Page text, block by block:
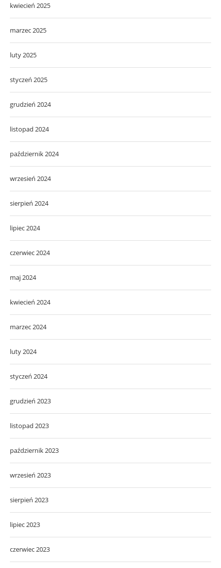
kwiecień 2025
marzec 2025
luty 2025
styczeń 2025
grudzień 2024
listopad 2024
październik 2024
wrzesień 2024
sierpień 2024
lipiec 2024
czerwiec 2024
maj 2024
kwiecień 2024
marzec 2024
luty 2024
styczeń 2024
grudzień 2023
listopad 2023
październik 2023
wrzesień 2023
sierpień 2023
lipiec 2023
czerwiec 2023